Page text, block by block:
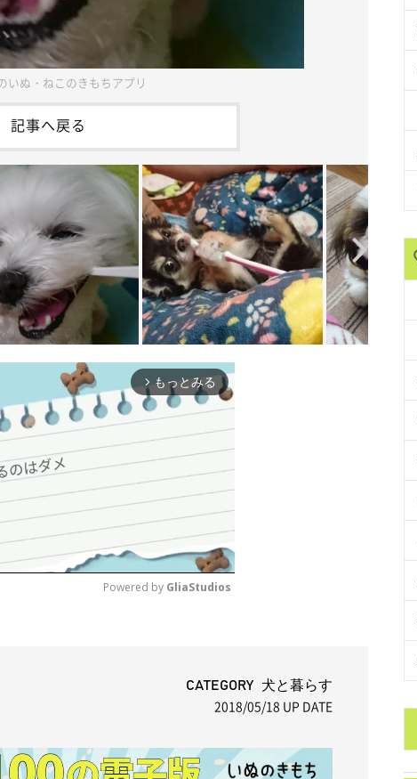
いぬ・ねこのきもちアプリ
記事へ戻る
arrow_forward_ios もっとみる
Powered by GliaStudios
CATEGORY 犬と暮らす
2018/05/18 UP DATE